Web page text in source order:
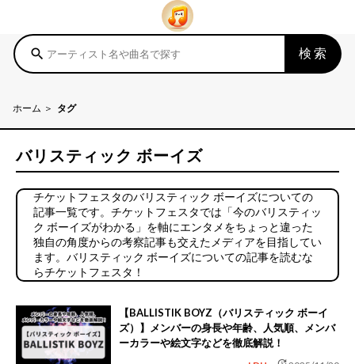
search 検索
ホーム タグ
バリスティック ボーイズ
チケットフェスタのバリスティック ボーイズについての
記事一覧です。チケットフェスタでは「今のバリスティッ
ク ボーイズがわかる」を軸にエンタメをちょっと違った
独自の角度からの考察記事も交えたメディアを目指してい
ます。バリスティック ボーイズについての記事を読むな
らチケットフェスタ！
【BALLISTIK BOYZ（バリスティック ボーイ
ズ）】メンバーの身長や年齢、人気順、メンバ
ーカラーや絵文字などを徹底解説！